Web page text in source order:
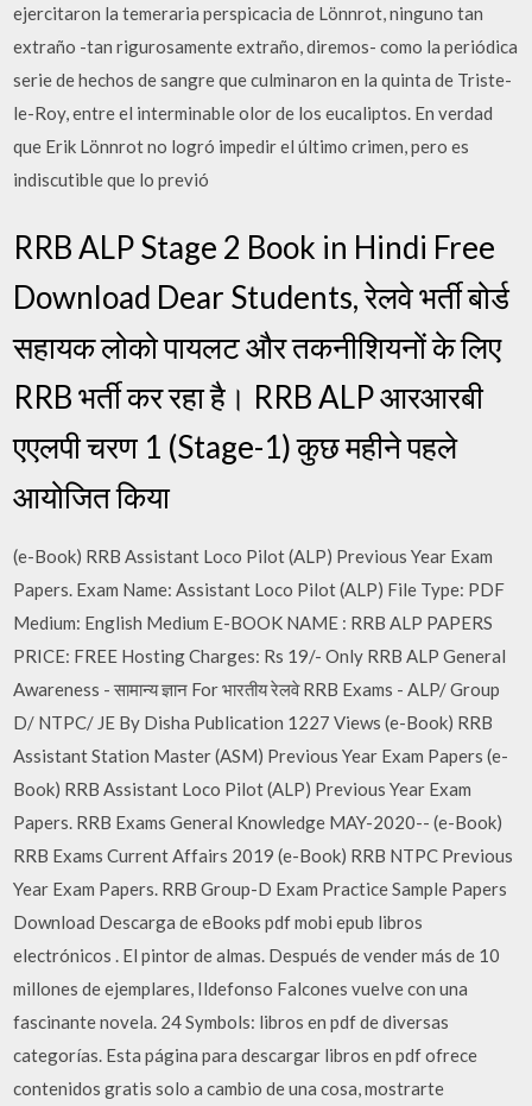
ejercitaron la temeraria perspicacia de Lönnrot, ninguno tan
extraño -tan rigurosamente extraño, diremos- como la periódica
serie de hechos de sangre que culminaron en la quinta de Triste-
le-Roy, entre el interminable olor de los eucaliptos. En verdad
que Erik Lönnrot no logró impedir el último crimen, pero es
indiscutible que lo previó
RRB ALP Stage 2 Book in Hindi Free
Download Dear Students, रेलवे भर्ती बोर्ड
सहायक लोको पायलट और तकनीशियनों के लिए
RRB भर्ती कर रहा है। RRB ALP आरआरबी
एएलपी चरण 1 (Stage-1) कुछ महीने पहले
आयोजित किया
(e-Book) RRB Assistant Loco Pilot (ALP) Previous Year Exam
Papers. Exam Name: Assistant Loco Pilot (ALP) File Type: PDF
Medium: English Medium E-BOOK NAME : RRB ALP PAPERS
PRICE: FREE Hosting Charges: Rs 19/- Only RRB ALP General
Awareness - सामान्य ज्ञान For भारतीय रेलवे RRB Exams - ALP/ Group
D/ NTPC/ JE By Disha Publication 1227 Views (e-Book) RRB
Assistant Station Master (ASM) Previous Year Exam Papers (e-
Book) RRB Assistant Loco Pilot (ALP) Previous Year Exam
Papers. RRB Exams General Knowledge MAY-2020-- (e-Book)
RRB Exams Current Affairs 2019 (e-Book) RRB NTPC Previous
Year Exam Papers. RRB Group-D Exam Practice Sample Papers
Download Descarga de eBooks pdf mobi epub libros
electrónicos . El pintor de almas. Después de vender más de 10
millones de ejemplares, Ildefonso Falcones vuelve con una
fascinante novela. 24 Symbols: libros en pdf de diversas
categorías. Esta página para descargar libros en pdf ofrece
contenidos gratis solo a cambio de una cosa, mostrarte